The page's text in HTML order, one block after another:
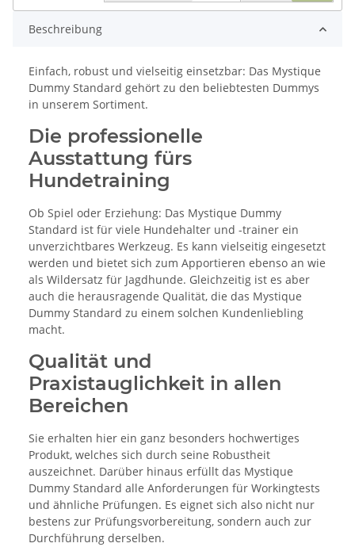
Beschreibung
Einfach, robust und vielseitig einsetzbar: Das Mystique
Dummy Standard gehört zu den beliebtesten Dummys
in unserem Sortiment.
Die professionelle
Ausstattung fürs
Hundetraining
Ob Spiel oder Erziehung: Das Mystique Dummy
Standard ist für viele Hundehalter und -trainer ein
unverzichtbares Werkzeug. Es kann vielseitig eingesetzt
werden und bietet sich zum Apportieren ebenso an wie
als Wildersatz für Jagdhunde. Gleichzeitig ist es aber
auch die herausragende Qualität, die das Mystique
Dummy Standard zu einem solchen Kundenliebling
macht.
Qualität und
Praxistauglichkeit in allen
Bereichen
Sie erhalten hier ein ganz besonders hochwertiges
Produkt, welches sich durch seine Robustheit
auszeichnet. Darüber hinaus erfüllt das Mystique
Dummy Standard alle Anforderungen für Workingtests
und ähnliche Prüfungen. Es eignet sich also nicht nur
bestens zur Prüfungsvorbereitung, sondern auch zur
Durchführung derselben.